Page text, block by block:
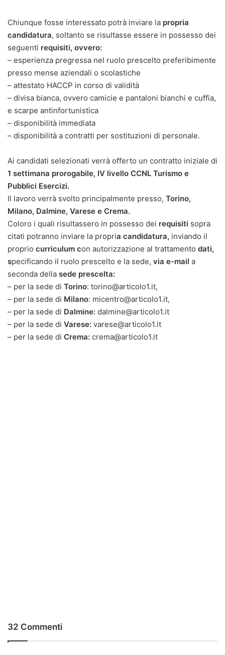
Chiunque fosse interessato potrà inviare la propria
candidatura, soltanto se risultasse essere in possesso dei
seguenti requisiti, ovvero:
– esperienza pregressa nel ruolo prescelto preferibimente
presso mense aziendali o scolastiche
– attestato HACCP in corso di validità
– divisa bianca, ovvero camicie e pantaloni bianchi e cuffia,
e scarpe antinfortunistica
– disponibilità immediata
– disponibilità a contratti per sostituzioni di personale.
Ai candidati selezionati verrà offerto un contratto iniziale di
1 settimana prorogabile, IV livello CCNL Turismo e
Pubblici Esercizi.
Il lavoro verrà svolto principalmente presso, Torino,
Milano, Dalmine, Varese e Crema.
Coloro i quali risultassero in possesso dei requisiti sopra
citati potranno inviare la propria candidatura, inviando il
proprio curriculum con autorizzazione al trattamento dati,
specificando il ruolo prescelto e la sede, via e-mail a
seconda della sede prescelta:
– per la sede di Torino: torino@articolo1.it,
– per la sede di Milano: micentro@articolo1.it,
– per la sede di Dalmine: dalmine@articolo1.it
– per la sede di Varese: varese@articolo1.it
– per la sede di Crema: crema@articolo1.it
32 Commenti